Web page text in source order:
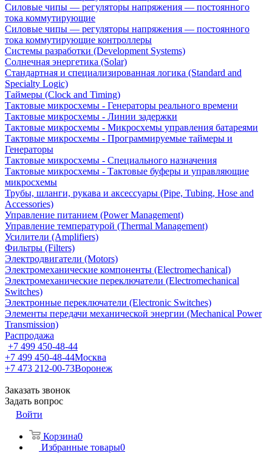
Силовые чипы — регуляторы напряжения — постоянного
тока коммутирующие
Силовые чипы — регуляторы напряжения — постоянного
тока коммутирующие контроллеры
Системы разработки (Development Systems)
Солнечная энергетика (Solar)
Стандартная и специализированная логика (Standard and
Specialty Logic)
Таймеры (Clock and Timing)
Тактовые микросхемы - Генераторы реального времени
Тактовые микросхемы - Линии задержки
Тактовые микросхемы - Микросхемы управления батареями
Тактовые микросхемы - Программируемые таймеры и
Генераторы
Тактовые микросхемы - Специального назначения
Тактовые микросхемы - Тактовые буферы и управляющие
микросхемы
Трубы, шланги, рукава и аксессуары (Pipe, Tubing, Hose and
Accessories)
Управление питанием (Power Management)
Управление температурой (Thermal Management)
Усилители (Amplifiers)
Фильтры (Filters)
Электродвигатели (Motors)
Электромеханические компоненты (Electromechanical)
Электромеханические переключатели (Electromechanical
Switches)
Электронные переключатели (Electronic Switches)
Элементы передачи механической энергии (Mechanical Power
Transmission)
Распродажа
+7 499 450-48-44
+7 499 450-48-44Москва
+7 473 212-00-73Воронеж
Заказать звонок
Задать вопрос
Войти
Корзина0
Избранные товары0